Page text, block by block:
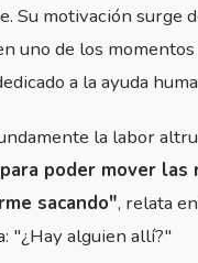
Su motivación surge
uno de los
a la ayuda
la labor
poder mover
sacando", relata
"¿Hay alguien allí?"